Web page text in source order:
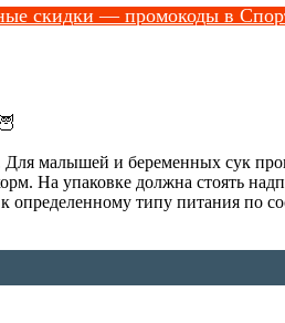
скидки — промокоды в
малышей и беременных сук
На упаковке должна стоять
типу питания по